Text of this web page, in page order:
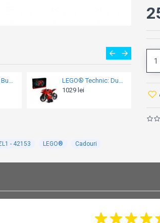
LEGO® Technic: Mercedes-Benz G 500 PROFESSIONAL Line - 42177
1279 lei
599 lei
- 42153 LEGO® Cadouri